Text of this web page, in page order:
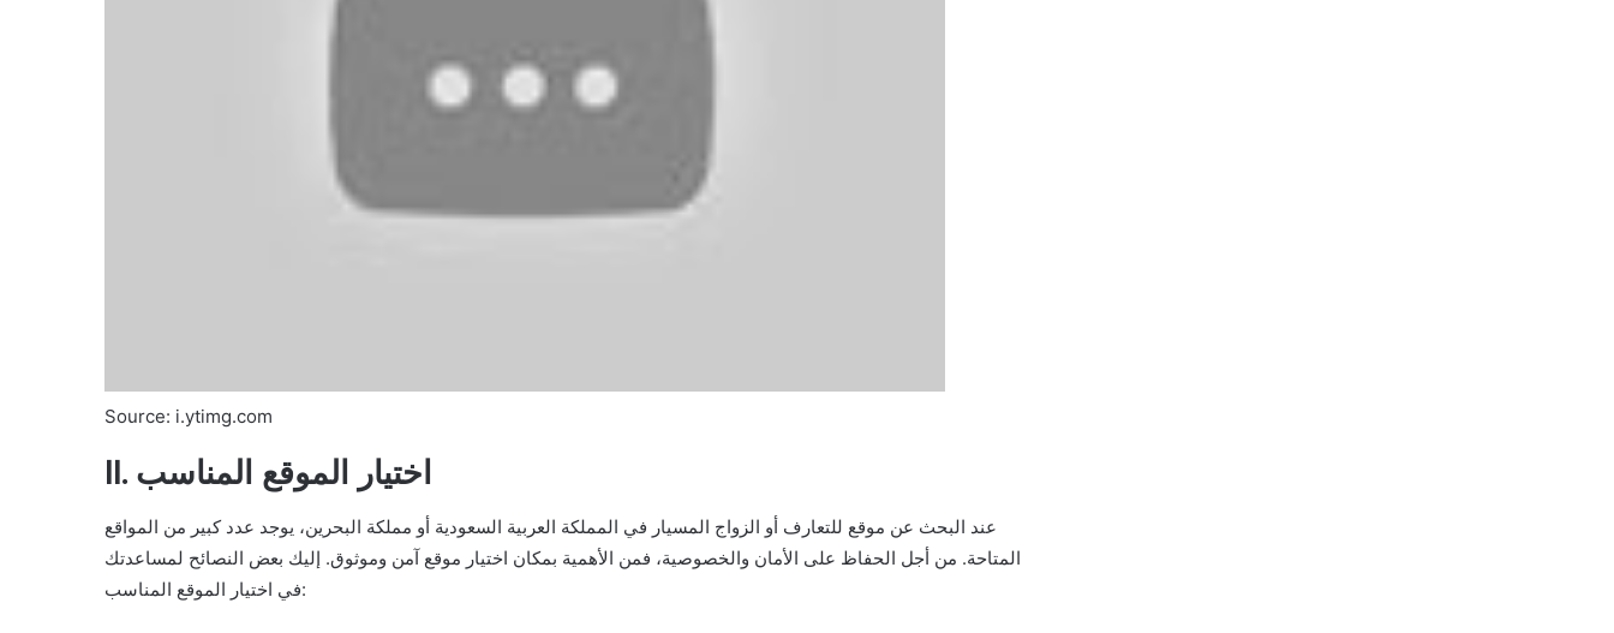
Source: i.ytimg.com
II. اختيار الموقع المناسب
عند البحث عن موقع للتعارف أو الزواج المسيار في المملكة العربية السعودية أو مملكة البحرين، يوجد عدد كبير من المواقع
المتاحة. من أجل الحفاظ على الأمان والخصوصية، فمن الأهمية بمكان اختيار موقع آمن وموثوق. إليك بعض النصائح لمساعدتك
في اختيار الموقع المناسب: